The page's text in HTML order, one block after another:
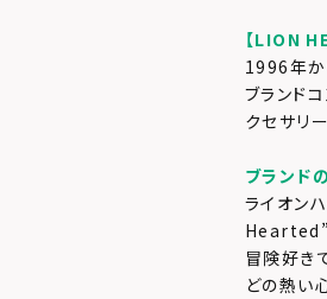
【LION
1996年か
ブランド
クセサリ
ブランド
ライオン
Hearted”
冒険好き
どの熱い